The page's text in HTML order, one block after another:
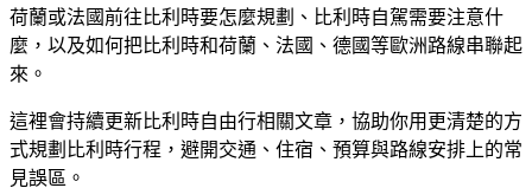
荷蘭或法國前往比利時要怎麼規劃、比利時自駕需要注意什
麼，以及如何把比利時和荷蘭、法國、德國等歐洲路線串聯起
來。
這裡會持續更新比利時自由行相關文章，協助你用更清楚的方
式規劃比利時行程，避開交通、住宿、預算與路線安排上的常
見誤區。